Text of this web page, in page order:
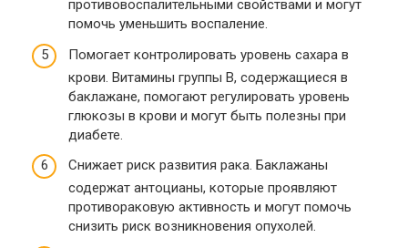
противовоспалительными свойствами и могут
помочь уменьшить воспаление.
Помогает контролировать уровень сахара в
крови. Витамины группы В, содержащиеся в
баклажане, помогают регулировать уровень
глюкозы в крови и могут быть полезны при
диабете.
Снижает риск развития рака. Баклажаны
содержат антоцианы, которые проявляют
противораковую активность и могут помочь
снизить риск возникновения опухолей.